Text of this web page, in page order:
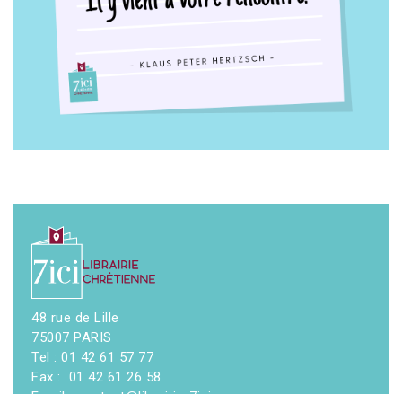
48 rue de Lille
75007 PARIS
Tel : 01 42 61 57 77
Fax : 01 42 61 26 58